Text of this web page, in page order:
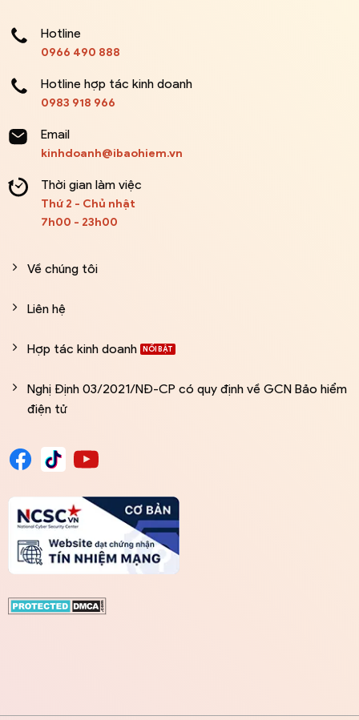
Hotline
0966 490 888
Hotline hợp tác kinh doanh
0983 918 966
Email
kinhdoanh@ibaohiem.vn
Thời gian làm việc
Thứ 2 - Chủ nhật
7h00 - 23h00
Về chúng tôi
Liên hệ
Hợp tác kinh doanh
Nghị Định 03/2021/NĐ-CP có quy định về GCN Bảo hiểm
điện tử